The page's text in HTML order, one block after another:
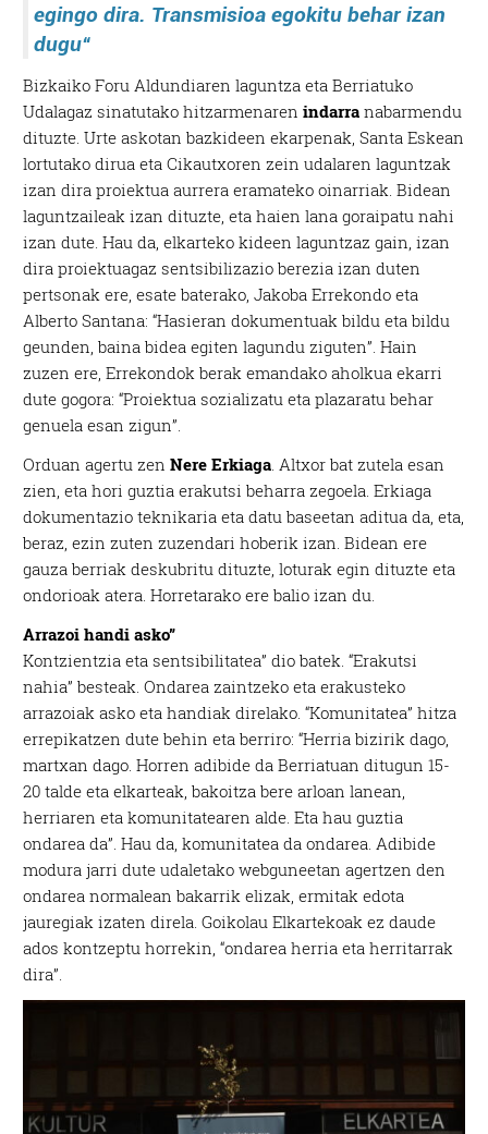
egingo dira. Transmisioa egokitu behar izan
dugu“
Bizkaiko Foru Aldundiaren laguntza eta Berriatuko
Udalagaz sinatutako hitzarmenarenindarra nabarmendu
dituzte. Urte askotan bazkideen ekarpenak, Santa Eskean
lortutako dirua eta Cikautxoren zein udalaren laguntzak
izan dira proiektua aurrera eramateko oinarriak. Bidean
laguntzaileak izan dituzte, eta haien lana goraipatu nahi
izan dute. Hau da, elkarteko kideen laguntzaz gain, izan
dira proiektuagaz sentsibilizazio berezia izan duten
pertsonak ere, esate baterako, Jakoba Errekondo eta
Alberto Santana: “Hasieran dokumentuak bildu eta bildu
geunden, baina bidea egiten lagundu ziguten”. Hain
zuzen ere, Errekondok berak emandako aholkua ekarri
dute gogora: “Proiektua sozializatu eta plazaratu behar
genuela esan zigun”.
Orduan agertu zenNere Erkiaga. Altxor bat zutela esan
zien, eta hori guztia erakutsi beharra zegoela. Erkiaga
dokumentazio teknikaria eta datu baseetan aditua da, eta,
beraz, ezin zuten zuzendari hoberik izan. Bidean ere
gauza berriak deskubritu dituzte, loturak egin dituzte eta
ondorioak atera. Horretarako ere balio izan du.
Arrazoi handi asko”
Kontzientzia eta sentsibilitatea” dio batek. “Erakutsi
nahia” besteak. Ondarea zaintzeko eta erakusteko
arrazoiak asko eta handiak direlako. “Komunitatea” hitza
errepikatzen dute behin eta berriro: “Herria bizirik dago,
martxan dago. Horren adibide da Berriatuan ditugun 15-
20 talde eta elkarteak, bakoitza bere arloan lanean,
herriaren eta komunitatearen alde. Eta hau guztia
ondarea da”. Hau da, komunitatea da ondarea. Adibide
modura jarri dute udaletako webguneetan agertzen den
ondarea normalean bakarrik elizak, ermitak edota
jauregiak izaten direla. Goikolau Elkartekoak ez daude
ados kontzeptu horrekin, “ondarea herria eta herritarrak
dira”.